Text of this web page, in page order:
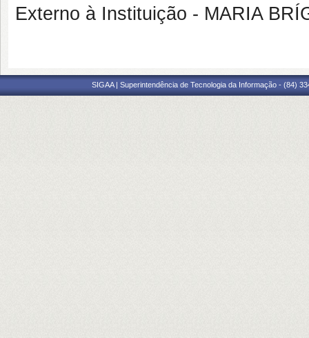
Externo à Instituição - MARIA
SIGAA | Superintendência de Tecnologia da Informação - (84)